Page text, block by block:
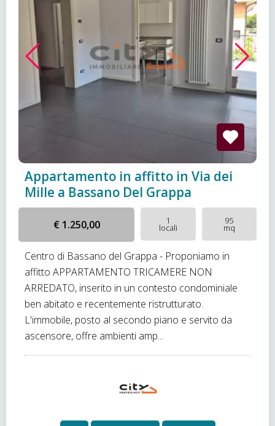
Appartamento in affitto in Via dei
Mille a Bassano Del Grappa
€ 1.250,00 1
locali
95
mq
Centro di Bassano del Grappa - Proponiamo in
affitto APPARTAMENTO TRICAMERE NON
ARREDATO, inserito in un contesto condominiale
ben abitato e recentemente ristrutturato.
L'immobile, posto al secondo piano e servito da
ascensore, offre ambienti amp...